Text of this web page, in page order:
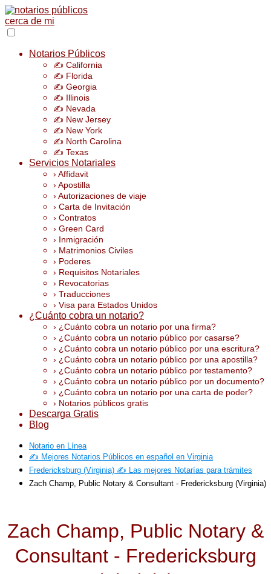
Notarios Públicos
✍️ California
✍️ Florida
✍️ Georgia
✍️ Illinois
✍️ Nevada
✍️ New Jersey
✍️ New York
✍️ North Carolina
✍️ Texas
Servicios Notariales
› Affidavit
› Apostilla
› Autorizaciones de viaje
› Carta de Invitación
› Contratos
› Green Card
› Inmigración
› Matrimonios Civiles
› Poderes
› Requisitos Notariales
› Revocatorias
› Traducciones
› Visa para Estados Unidos
¿Cuánto cobra un notario?
› ¿Cuánto cobra un notario por una firma?
› ¿Cuánto cobra un notario público por casarse?
› ¿Cuánto cobra un notario público por una escritura?
› ¿Cuánto cobra un notario público por una apostilla?
› ¿Cuánto cobra un notario público por testamento?
› ¿Cuánto cobra un notario público por un documento?
› ¿Cuánto cobra un notario por una carta de poder?
› Notarios públicos gratis
Descarga Gratis
Blog
Notario en Línea
✍️ Mejores Notarios Públicos en español en Virginia
Fredericksburg (Virginia) ✍️ Las mejores Notarías para trámites
Zach Champ, Public Notary & Consultant - Fredericksburg (Virginia)
Zach Champ, Public Notary &
Consultant - Fredericksburg